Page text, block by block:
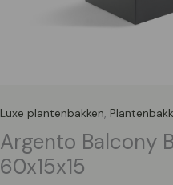
Luxe plantenbakken,
Argento Balcony
60x15x15